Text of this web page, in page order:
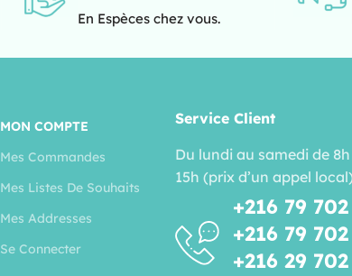
En Espèces chez vous.
MON COMPTE
Mes Commandes
Mes Listes De Souhaits
Mes Addresses
Se Connecter
Service Client
Du lundi au samedi de
15h (prix d’un appel
+216 79
+216 79
+216 29